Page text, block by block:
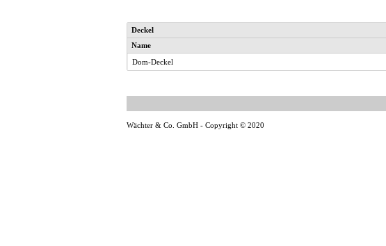
Deckel
Name
Dom-Deckel
Wächter & Co. GmbH - Copyright © 2020